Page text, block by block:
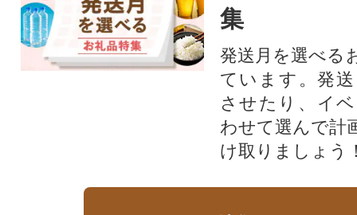
集
発送月を選べる
ています。発
させたり、イ
わせて選んで計
け取りましょう